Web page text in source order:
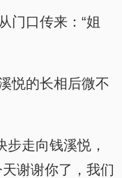
门口传来：“姐
悦的长相后微不
步走向钱溪悦，
谢谢你了，我们